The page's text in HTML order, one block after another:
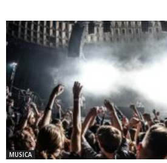
MUSICA